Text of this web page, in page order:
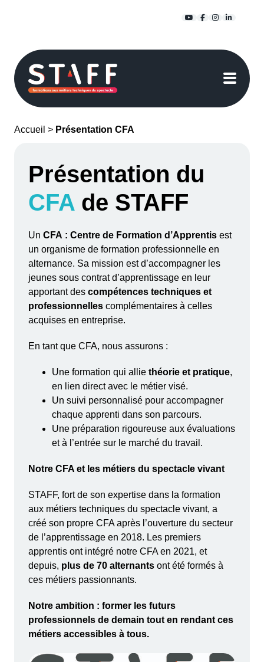
YouTube
Facebook
Accueil > Présentation CFA
Présentation du
CFA de STAFF
Un CFA : Centre de Formation d’Apprentis est
un organisme de formation professionnelle en
alternance. Sa mission est d’accompagner les
jeunes sous contrat d’apprentissage en leur
apportant des compétences techniques et
professionnelles complémentaires à celles
acquises en entreprise.
En tant que CFA, nous assurons :
Une formation qui allie théorie et pratique,
en lien direct avec le métier visé.
Un suivi personnalisé pour accompagner
chaque apprenti dans son parcours.
Une préparation rigoureuse aux évaluations
et à l’entrée sur le marché du travail.
Notre CFA et les métiers du spectacle vivant
STAFF, fort de son expertise dans la formation
aux métiers techniques du spectacle vivant, a
créé son propre CFA après l’ouverture du secteur
de l’apprentissage en 2018. Les premiers
apprentis ont intégré notre CFA en 2021, et
depuis, plus de 70 alternants ont été formés à
ces métiers passionnants.
Notre ambition : former les futurs
professionnels de demain tout en rendant ces
métiers accessibles à tous.